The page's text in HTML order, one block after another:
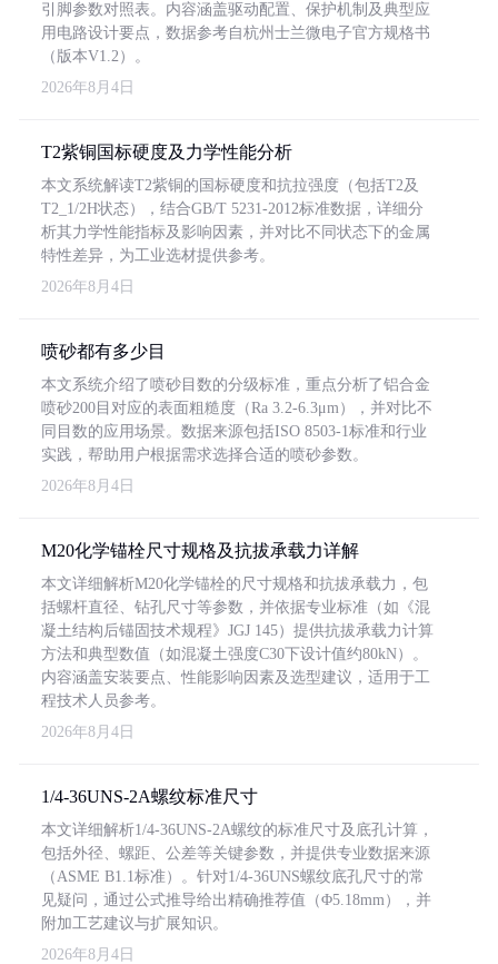
引脚参数对照表。内容涵盖驱动配置、保护机制及典型应
用电路设计要点，数据参考自杭州士兰微电子官方规格书
（版本V1.2）。
2026年8月4日
T2紫铜国标硬度及力学性能分析
本文系统解读T2紫铜的国标硬度和抗拉强度（包括T2及
T2_1/2H状态），结合GB/T 5231-2012标准数据，详细分
析其力学性能指标及影响因素，并对比不同状态下的金属
特性差异，为工业选材提供参考。
2026年8月4日
喷砂都有多少目
本文系统介绍了喷砂目数的分级标准，重点分析了铝合金
喷砂200目对应的表面粗糙度（Ra 3.2-6.3μm），并对比不
同目数的应用场景。数据来源包括ISO 8503-1标准和行业
实践，帮助用户根据需求选择合适的喷砂参数。
2026年8月4日
M20化学锚栓尺寸规格及抗拔承载力详解
本文详细解析M20化学锚栓的尺寸规格和抗拔承载力，包
括螺杆直径、钻孔尺寸等参数，并依据专业标准（如《混
凝土结构后锚固技术规程》JGJ 145）提供抗拔承载力计算
方法和典型数值（如混凝土强度C30下设计值约80kN）。
内容涵盖安装要点、性能影响因素及选型建议，适用于工
程技术人员参考。
2026年8月4日
1/4-36UNS-2A螺纹标准尺寸
本文详细解析1/4-36UNS-2A螺纹的标准尺寸及底孔计算，
包括外径、螺距、公差等关键参数，并提供专业数据来源
（ASME B1.1标准）。针对1/4-36UNS螺纹底孔尺寸的常
见疑问，通过公式推导给出精确推荐值（Φ5.18mm），并
附加工艺建议与扩展知识。
2026年8月4日